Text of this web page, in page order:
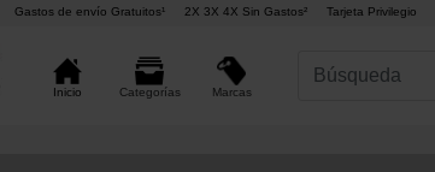
Gastos de envío Gratuitos¹ 2X 3X 4X Sin Gastos² Tarjeta Privilegio
Inicio Categorías Marcas